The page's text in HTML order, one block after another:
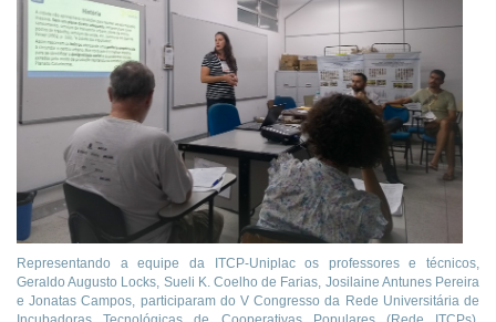
Representando a equipe da ITCP-Uniplac os professores e técnicos,
Geraldo Augusto Locks, Sueli K. Coelho de Farias, Josilaine Antunes Pereira
e Jonatas Campos, participaram do V Congresso da Rede Universitária de